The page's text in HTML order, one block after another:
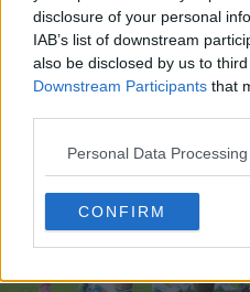
disclosure of your personal
IAB’s list of downstream
also be disclosed by us to
Downstream Participants that
Personal Data
CONFIRM